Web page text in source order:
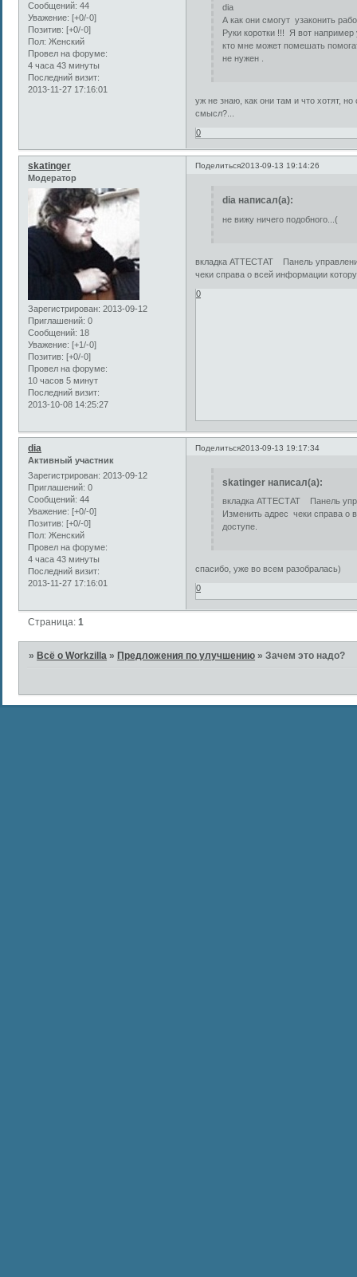
Сообщений: 44
Уважение: [+0/-0]
Позитив: [+0/-0]
Пол: Женский
Провел на форуме:
4 часа 43 минуты
Последний визит:
2013-11-27 17:16:01
dia
А как они смогут узаконить
Руки коротки !!! Я вот
кто мне может помешать
не нужен .
уж не знаю, как они там и что хотят,
смысл?...
0
Поделиться2013-09-13 19:14:26
skatinger
Модератор
Зарегистрирован: 2013-09-12
Приглашений: 0
Сообщений: 18
Уважение: [+1/-0]
Позитив: [+0/-0]
Провел на форуме:
10 часов 5 минут
Последний визит:
2013-10-08 14:25:27
dia написал(а):
не вижу ничего подобного...(
вкладка АТТЕСТАТ Панель
чеки справа о всей информации
0
Поделиться2013-09-13 19:17:34
dia
Активный участник
Зарегистрирован: 2013-09-12
Приглашений: 0
Сообщений: 44
Уважение: [+0/-0]
Позитив: [+0/-0]
Пол: Женский
Провел на форуме:
4 часа 43 минуты
Последний визит:
2013-11-27 17:16:01
skatinger написал(а):
вкладка АТТЕСТАТ Панель
Изменить адрес чеки справа о
доступе.
спасибо, уже во всем разобралась)
0
Страница:1
»Всё о Workzilla »Предложения по улучшению »Зачем это надо?